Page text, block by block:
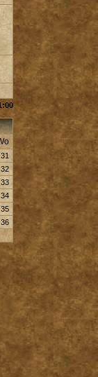
31
32
33
34
35
36